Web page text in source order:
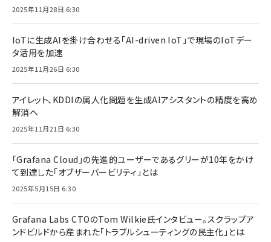
2025年11月28日 6:30
IoTに生成AIを掛け合わせる「AI-driven IoT」で現場のIoTデー
タ活用を加速
2025年11月26日 6:30
アイレット、KDDIの属人化問題を生成AIアシスタントの精度を高め
解消へ
2025年11月21日 6:30
「Grafana Cloud」の先進的ユーザーであるグリーが10年をかけ
て到達した「オブザーバービリティ」とは
2025年5月15日 6:30
Grafana Labs CTOのTom Wilkie氏インタビュー。スクラップア
ンドビルドから産まれた「トラブルシューティングの民主化」とは